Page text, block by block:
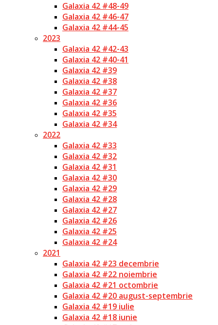
Galaxia 42 #48-49
Galaxia 42 #46-47
Galaxia 42 #44-45
2023
Galaxia 42 #42-43
Galaxia 42 #40-41
Galaxia 42 #39
Galaxia 42 #38
Galaxia 42 #37
Galaxia 42 #36
Galaxia 42 #35
Galaxia 42 #34
2022
Galaxia 42 #33
Galaxia 42 #32
Galaxia 42 #31
Galaxia 42 #30
Galaxia 42 #29
Galaxia 42 #28
Galaxia 42 #27
Galaxia 42 #26
Galaxia 42 #25
Galaxia 42 #24
2021
Galaxia 42 #23 decembrie
Galaxia 42 #22 noiembrie
Galaxia 42 #21 octombrie
Galaxia 42 #20 august-septembrie
Galaxia 42 #19 iulie
Galaxia 42 #18 iunie